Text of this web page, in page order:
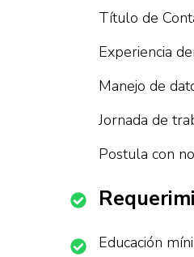
Título de
Experiencia
Manejo de
Jornada de
Postula con
Educación